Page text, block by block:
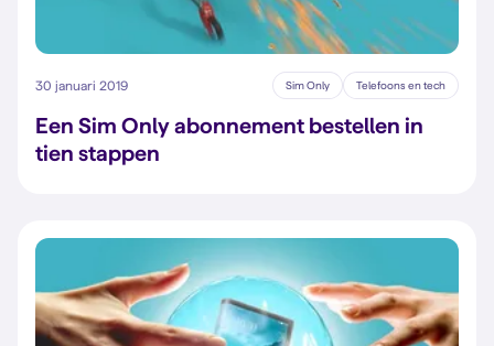
30 januari 2019 Sim Only Telefoons en tech
Een Sim Only abonnement bestellen in
tien stappen